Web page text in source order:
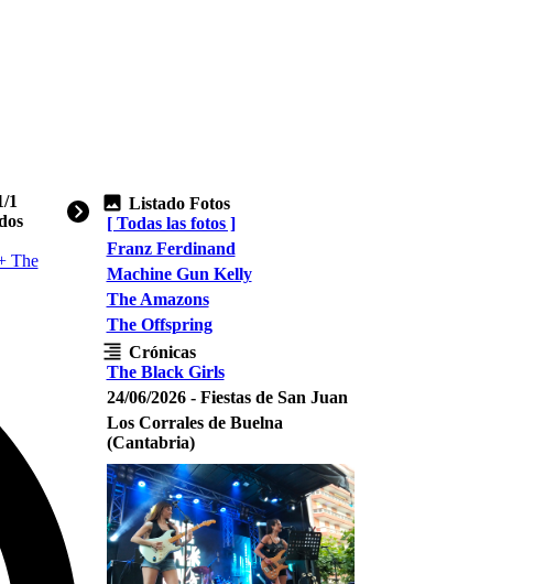
1
The
Listado Fotos
[ Todas las fotos ]
Franz Ferdinand
Machine Gun Kelly
The Amazons
The Offspring
Crónicas
The Black Girls
24/06/2026 - Fiestas de San Juan
Los Corrales de Buelna
(Cantabria)